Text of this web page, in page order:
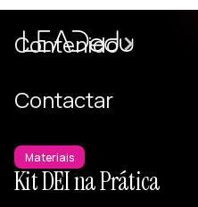
Metodología
Contenido
Casos
Blog
Contactar
Kit DEI na Prática
Materiais